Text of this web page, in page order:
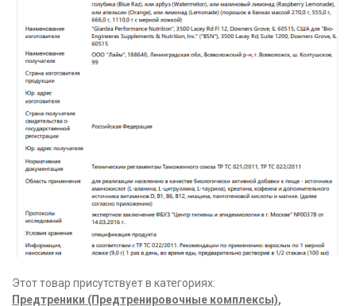
Этот товар присутствует в категориях:
Предтреники (Предтренировочные комплексы),